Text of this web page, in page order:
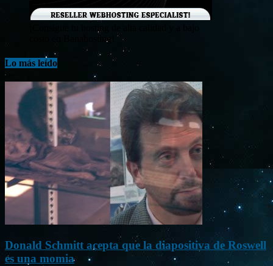
¡Consigue tu hosting de alta calidad y a bajo
costo en Banahosting!
Lo más leído
Donald Schmitt acepta que la diapositiva de Roswell
es una momia